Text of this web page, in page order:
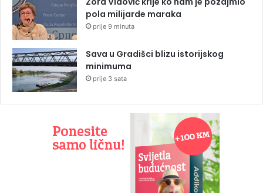
pola milijarde maraka
prije 9 minuta
Sava u Gradišci blizu istorijskog
minimuma
prije 3 sata